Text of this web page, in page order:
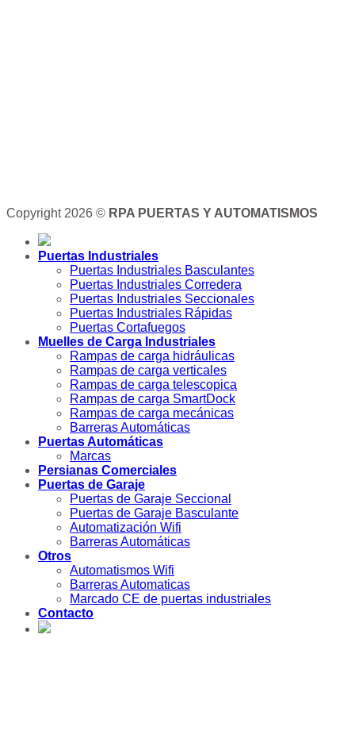
Copyright 2026 © RPA PUERTAS Y AUTOMATISMOS
Puertas Industriales
Puertas Industriales Basculantes
Puertas Industriales Corredera
Puertas Industriales Seccionales
Puertas Industriales Rápidas
Puertas Cortafuegos
Muelles de Carga Industriales
Rampas de carga hidráulicas
Rampas de carga verticales
Rampas de carga telescopica
Rampas de carga SmartDock
Rampas de carga mecánicas
Barreras Automáticas
Puertas Automáticas
Marcas
Persianas Comerciales
Puertas de Garaje
Puertas de Garaje Seccional
Puertas de Garaje Basculante
Automatización Wifi
Barreras Automáticas
Otros
Automatismos Wifi
Barreras Automaticas
Marcado CE de puertas industriales
Contacto